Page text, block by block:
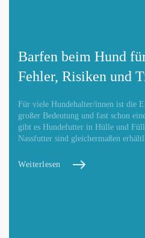
Barfen beim Hund
Fehler, Risiken und
Für viele Hundehalter/innen ist die
großer Bedeutung und fast schon
gibt es Hundefutter in Hülle und
Nassfutter sind gleichermaßen
Weiterlesen